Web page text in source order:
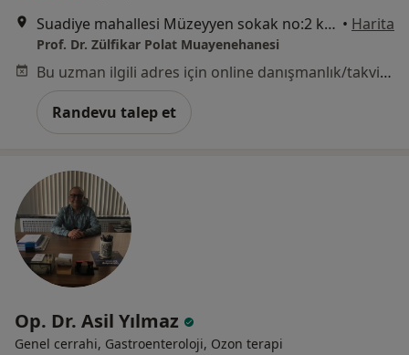
Suadiye mahallesi Müzeyyen sokak no:2 k:1 Kaya Plaza\Longevity Clinic, Üsküdar • Harita
Prof. Dr. Zülfikar Polat Muayenehanesi
Bu uzman ilgili adres için online danışmanlık/takvim sunmuyor.
Randevu talep et
Op. Dr. Asil Yılmaz
Genel cerrahi, Gastroenteroloji, Ozon terapi